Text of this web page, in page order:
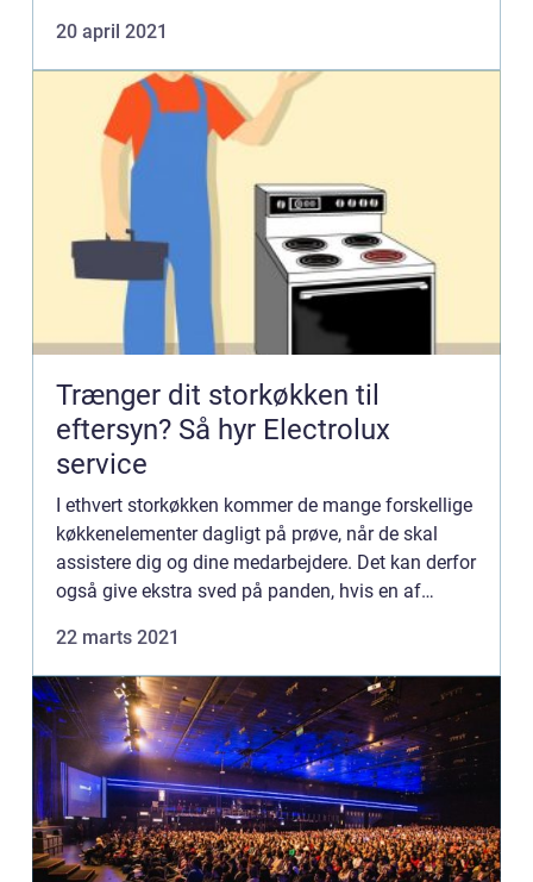
det smukke og naturskønne Nord...
20 april 2021
Trænger dit storkøkken til
eftersyn? Så hyr Electrolux
service
I ethvert storkøkken kommer de mange forskellige
køkkenelementer dagligt på prøve, når de skal
assistere dig og dine medarbejdere. Det kan derfor
også give ekstra sved på panden, hvis en af
svært hel...
22 marts 2021